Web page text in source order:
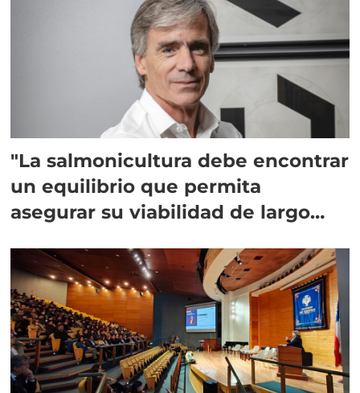
"La salmonicultura debe encontrar
un equilibrio que permita
asegurar su viabilidad de largo